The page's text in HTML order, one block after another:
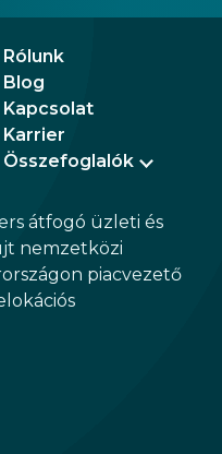
Rólunk
Blog
Kapcsolat
Karrier
Összefoglalók
átfogó üzleti és
nemzetközi
piacvezető